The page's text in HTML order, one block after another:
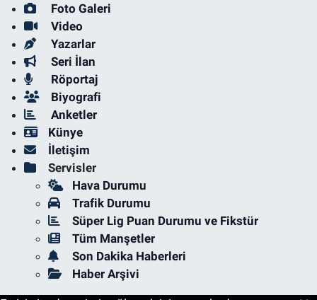
Foto Galeri
Video
Yazarlar
Seri İlan
Röportaj
Biyografi
Anketler
Künye
İletişim
Servisler
Hava Durumu
Trafik Durumu
Süper Lig Puan Durumu ve Fikstür
Tüm Manşetler
Son Dakika Haberleri
Haber Arşivi